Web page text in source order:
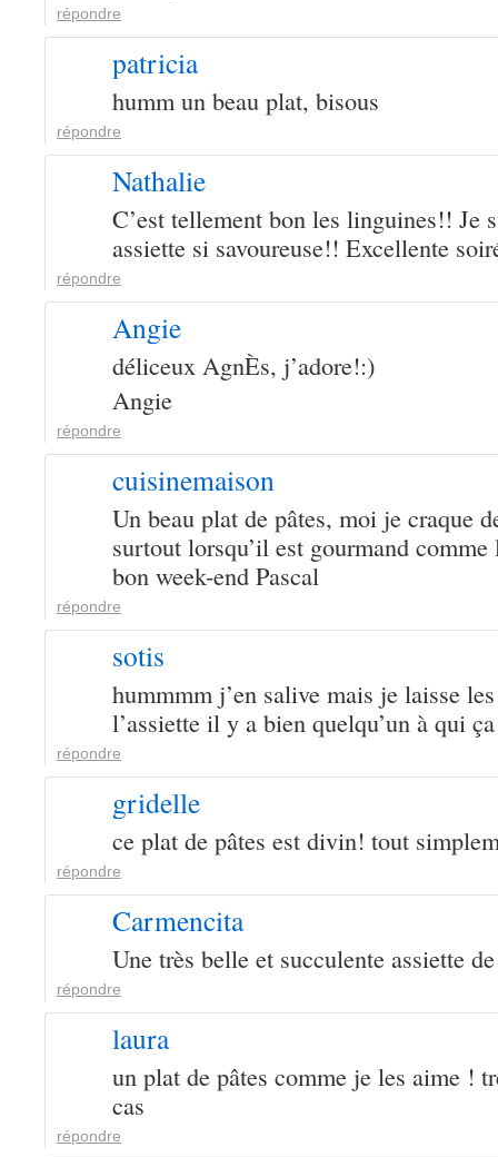
répondre
patricia
humm un beau plat, bisous
répondre
Nathalie
C’est tellement bon les linguines!! Je
assiette si savoureuse!! Excellente
répondre
Angie
déliceux AgnÈs, j’adore!:)
Angie
répondre
cuisinemaison
Un beau plat de pâtes, moi je craque
surtout lorsqu’il est gourmand
bon week-end Pascal
répondre
sotis
hummmm j’en salive mais je laisse
l’assiette il y a bien quelqu’un à qui
répondre
gridelle
ce plat de pâtes est divin! tout
répondre
Carmencita
Une très belle et succulente assiette
répondre
laura
un plat de pâtes comme je les aime !
cas
répondre